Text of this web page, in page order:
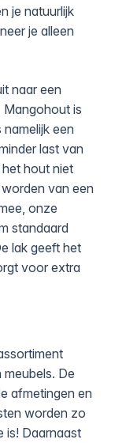
je natuurlijk
je alleen
naar een
Mangohout is
een
last van
hout niet
van een
onze
standaard
lak geeft het
voor extra
De
afmetingen en
worden zo
is! Daarnaast